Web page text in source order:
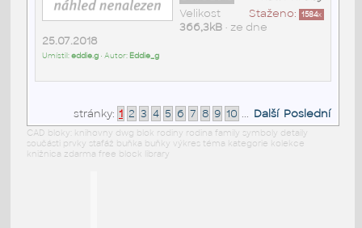
Staženo: 1584x
Velikost
366,3kB• ze dne
25.07.2018
Umístil:eddie.g• Autor: Eddie_g
stránky: 1 2 3 4 5 6 7 8 9 10 ... Další Poslední
CAD bloky: knihovny dwg blok rodiny rodina family symboly detaily
součásti prvky stafáž buňka buňky výkres téma kategorie kolekce
knižnica zdarma free block library